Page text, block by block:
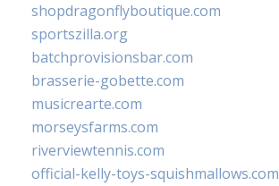
shopdragonflyboutique.com
sportszilla.org
batchprovisionsbar.com
brasserie-gobette.com
musicrearte.com
morseysfarms.com
riverviewtennis.com
official-kelly-toys-squishmallows.com